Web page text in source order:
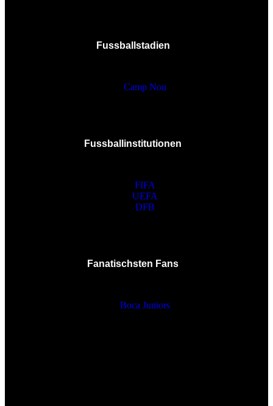
Fussballstadien
Camp Nou
Fussballinstitutionen
FIFA
UEFA
DFB
Fanatischsten Fans
Boca Juniors